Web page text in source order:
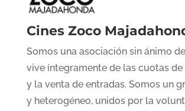
Cines Zoco
Somos una asociación sin ánimo
vive íntegramente de las cuotas de
y la venta de entradas. Somos un
y heterogéneo, unidos por la